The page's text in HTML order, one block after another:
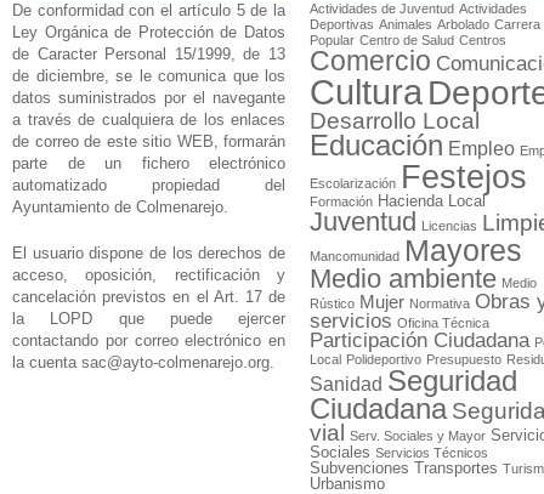
De conformidad con el artículo 5 de la
Ley Orgánica de Protección de Datos
de Caracter Personal 15/1999, de 13
de diciembre, se le comunica que los
datos suministrados por el navegante
a través de cualquiera de los enlaces
de correo de este sitio WEB, formarán
parte de un fichero electrónico
automatizado propiedad del
Ayuntamiento de Colmenarejo.
El usuario dispone de los derechos de
acceso, oposición, rectificación y
cancelación previstos en el Art. 17 de
la LOPD que puede ejercer
contactando por correo electrónico en
la cuenta sac@ayto-colmenarejo.org.
Actividades de Juventud Actividades
Deportivas Animales Arbolado Carrera
Popular Centro de Salud Centros
Comercio
Cultura
Desarrollo Local
Educación Empleo
Escolarización Festejos
Formación Hacienda Local
Juventud Licencias
Mancomunidad Mayores
Medio ambiente Medio
Rústico Mujer Normativa Obras
servicios Oficina Técnica
Participación Ciudadana
Local Polideportivo Presupuesto
Sanidad Seguridad
Ciudadana
vial
Serv. Sociales y Mayor
Sociales Servicios Técnicos
Subvenciones Transportes
Urbanismo